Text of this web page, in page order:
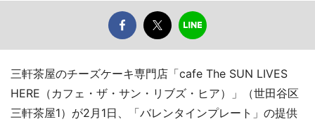
三軒茶屋のチーズケーキ専門店「cafe The SUN LIVES
HERE（カフェ・ザ・サン・リブズ・ヒア）」（世田谷区
三軒茶屋1）が2月1日、「バレンタインプレート」の提供